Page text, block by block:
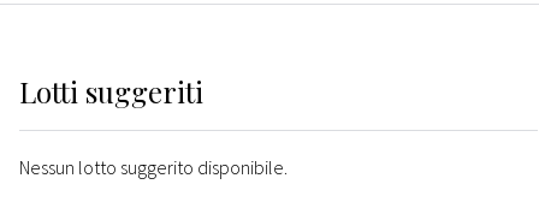
Lotti suggeriti
Nessun lotto suggerito disponibile.